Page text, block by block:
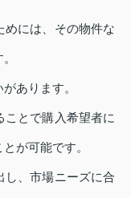
めには、その物件な
あります。
ことで購入希望者に
が可能です。
し、市場ニーズに合